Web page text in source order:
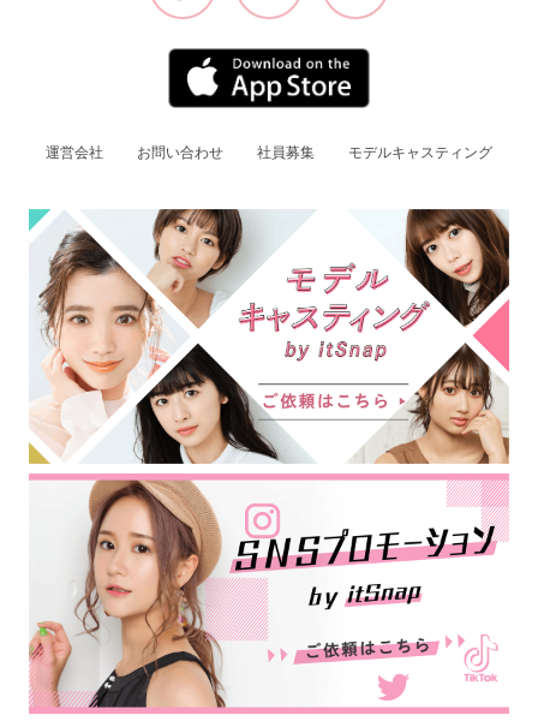
運営会社 お問い合わせ 社員募集 モデルキャスティング